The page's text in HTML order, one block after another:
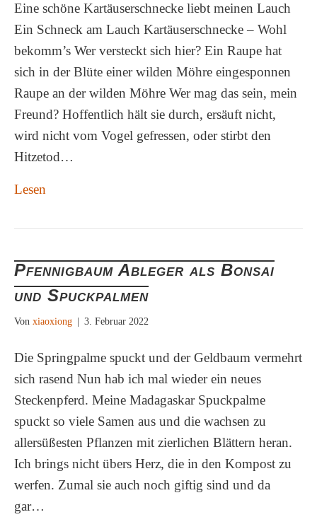
Eine schöne Kartäuserschnecke liebt meinen Lauch
Ein Schneck am Lauch Kartäuserschnecke – Wohl
bekomm’s Wer versteckt sich hier? Ein Raupe hat
sich in der Blüte einer wilden Möhre eingesponnen
Raupe an der wilden Möhre Wer mag das sein, mein
Freund? Hoffentlich hält sie durch, ersäuft nicht,
wird nicht vom Vogel gefressen, oder stirbt den
Hitzetod…
Lesen
Pfennigbaum Ableger als Bonsai
und Spuckpalmen
Von xiaoxiong 3. Februar 2022
Die Springpalme spuckt und der Geldbaum vermehrt
sich rasend Nun hab ich mal wieder ein neues
Steckenpferd. Meine Madagaskar Spuckpalme
spuckt so viele Samen aus und die wachsen zu
allersüßesten Pflanzen mit zierlichen Blättern heran.
Ich brings nicht übers Herz, die in den Kompost zu
werfen. Zumal sie auch noch giftig sind und da
gar…